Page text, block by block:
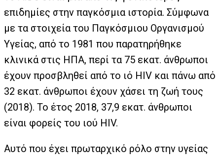
επιδημίες στην παγκόσμια ιστορία. Σύμφωνα
με τα στοιχεία του Παγκόσμιου Οργανισμού
Υγείας, από το 1981 που παρατηρήθηκε
κλινικά στις ΗΠΑ, περί τα 75 εκατ. άνθρωποι
έχουν προσβληθεί από το ιό HIV και πάνω από
32 εκατ. άνθρωποι έχουν χάσει τη ζωή τους
(2018). Το έτος 2018, 37,9 εκατ. άνθρωποι
είναι φορείς του ιού HIV.
Αυτό που έχει πρωταρχικό ρόλο στην υγείας